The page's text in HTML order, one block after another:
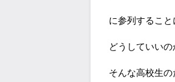
に参列すること
どうしていいの
そんな高校生の